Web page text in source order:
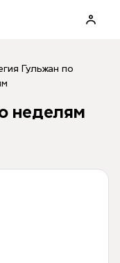
Гульжан по
неделям